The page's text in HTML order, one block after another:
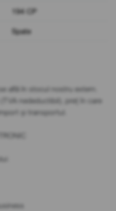
194 CP
Spate
află în stocul nostru extern.
nedeductibil), preț în care
și transportul.